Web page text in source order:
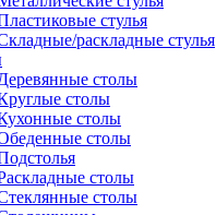
стулья
раскладные стулья
столы
столы
столы
столы
столы
столы